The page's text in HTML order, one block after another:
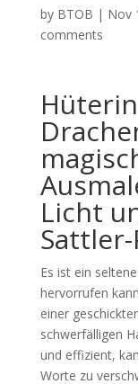
by BTOB | Nov
comments
Licht
Es ist ein
hervorrufen
einer
schwerfälligen
und effizient,
Worte zu